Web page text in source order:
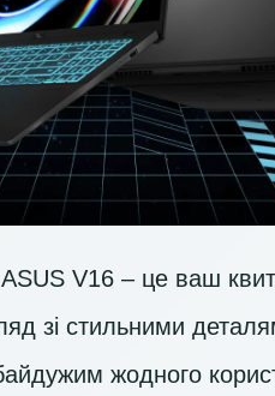
V16 – це ваш
зі стильними
жодного